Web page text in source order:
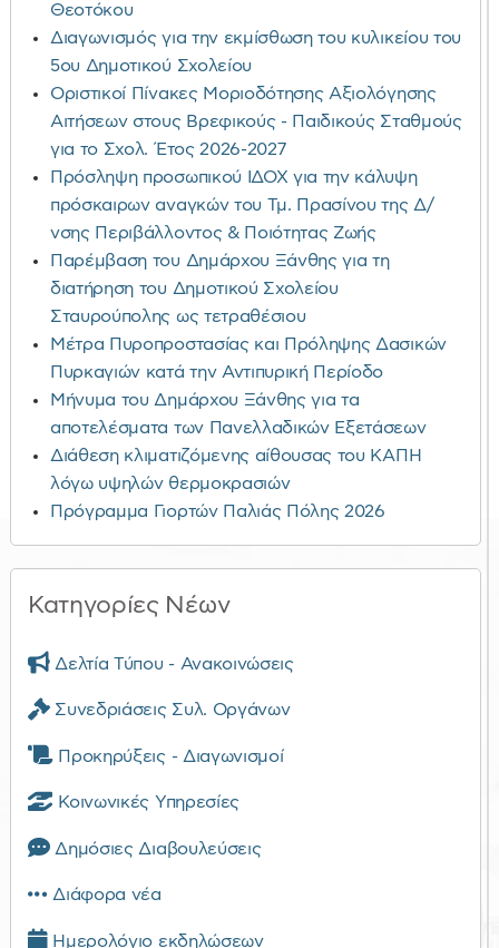
Θεοτόκου
Διαγωνισμός για την εκμίσθωση του κυλικείου του
5ου Δημοτικού Σχολείου
Οριστικοί Πίνακες Μοριοδότησης Αξιολόγησης
Αιτήσεων στους Βρεφικούς - Παιδικούς Σταθμούς
για το Σχολ. Έτος 2026-2027
Πρόσληψη προσωπικού ΙΔΟΧ για την κάλυψη
πρόσκαιρων αναγκών του Τμ. Πρασίνου της Δ/
νσης Περιβάλλοντος & Ποιότητας Ζωής
Παρέμβαση του Δημάρχου Ξάνθης για τη
διατήρηση του Δημοτικού Σχολείου
Σταυρούπολης ως τετραθέσιου
Μέτρα Πυροπροστασίας και Πρόληψης Δασικών
Πυρκαγιών κατά την Αντιπυρική Περίοδο
Μήνυμα του Δημάρχου Ξάνθης για τα
αποτελέσματα των Πανελλαδικών Εξετάσεων
Διάθεση κλιματιζόμενης αίθουσας του ΚΑΠΗ
λόγω υψηλών θερμοκρασιών
Πρόγραμμα Γιορτών Παλιάς Πόλης 2026
Κατηγορίες Νέων
Δελτία Τύπου - Ανακοινώσεις
Συνεδριάσεις Συλ. Οργάνων
Προκηρύξεις - Διαγωνισμοί
Κοινωνικές Υπηρεσίες
Δημόσιες Διαβουλεύσεις
Διάφορα νέα
Ημερολόγιο εκδηλώσεων